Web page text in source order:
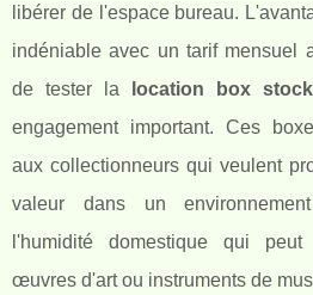
libérer de l'espace bureau.
indéniable avec un tarif mensuel
de tester la
location box
engagement important. Ces
aux collectionneurs qui veulent
valeur dans un
l'humidité domestique qui peut
œuvres d'art ou instruments de